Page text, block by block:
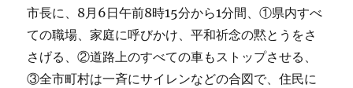
市長に、8月6日午前8時15分から1分間、①県内すべ
ての職場、家庭に呼びかけ、平和祈念の黙とうをさ
さげる、②道路上のすべての車もストップさせる、
③全市町村は一斉にサイレンなどの合図で、住民に